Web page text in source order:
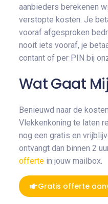
aanbieders berekenen
verstopte kosten. Je
vooraf afgesproken
nooit iets vooraf, je
contant of per PIN bij
Wat Gaat
Benieuwd naar de
Vlekkenkoning te laten
nog een gratis en
ontvangt dan binnen 2
offertein jouw mailbox.
Gratis offerte